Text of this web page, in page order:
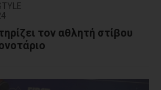
τον αθλητή στίβου